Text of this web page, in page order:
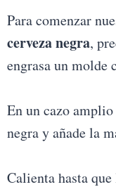
Para comenzar
cerveza negra,
engrasa un molde
En un cazo
negra y añade la
Calienta hasta